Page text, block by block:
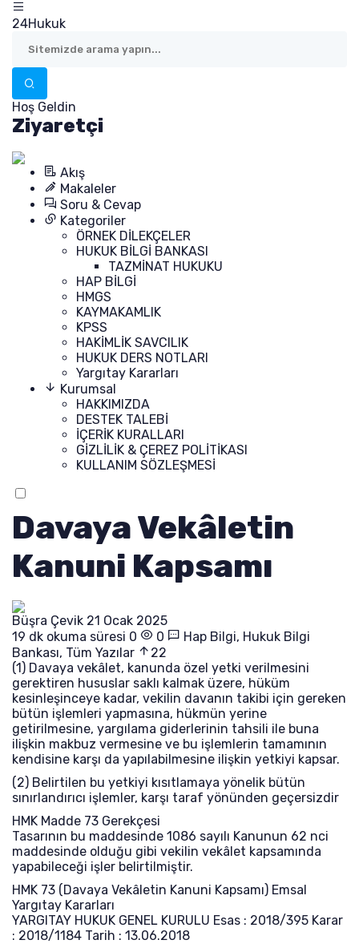
24Hukuk
Hoş Geldin
Ziyaretçi
Akış
Makaleler
Soru & Cevap
Kategoriler
ÖRNEK DİLEKÇELER
HUKUK BİLGİ BANKASI
TAZMİNAT HUKUKU
HAP BİLGİ
HMGS
KAYMAKAMLIK
KPSS
HAKİMLİK SAVCILIK
HUKUK DERS NOTLARI
Yargıtay Kararları
Kurumsal
HAKKIMIZDA
DESTEK TALEBİ
İÇERİK KURALLARI
GİZLİLİK & ÇEREZ POLİTİKASI
KULLANIM SÖZLEŞMESİ
Davaya Vekâletin
Kanuni Kapsamı
Büşra Çevik 21 Ocak 2025
19 dk okuma süresi 0 0 Hap Bilgi, Hukuk Bilgi
Bankası, Tüm Yazılar
22
(1) Davaya vekâlet, kanunda özel yetki verilmesini
gerektiren hususlar saklı kalmak üzere, hüküm
kesinleşinceye kadar, vekilin davanın takibi için gereken
bütün işlemleri yapmasına, hükmün yerine
getirilmesine, yargılama giderlerinin tahsili ile buna
ilişkin makbuz vermesine ve bu işlemlerin tamamının
kendisine karşı da yapılabilmesine ilişkin yetkiyi kapsar.
(2) Belirtilen bu yetkiyi kısıtlamaya yönelik bütün
sınırlandırıcı işlemler, karşı taraf yönünden geçersizdir
HMK Madde 73 Gerekçesi
Tasarının bu maddesinde 1086 sayılı Kanunun 62 nci
maddesinde olduğu gibi vekilin vekâlet kapsamında
yapabileceği işler belirtilmiştir.
HMK 73 (Davaya Vekâletin Kanuni Kapsamı) Emsal
Yargıtay Kararları
YARGITAY HUKUK GENEL KURULU Esas : 2018/395 Karar
: 2018/1184 Tarih : 13.06.2018